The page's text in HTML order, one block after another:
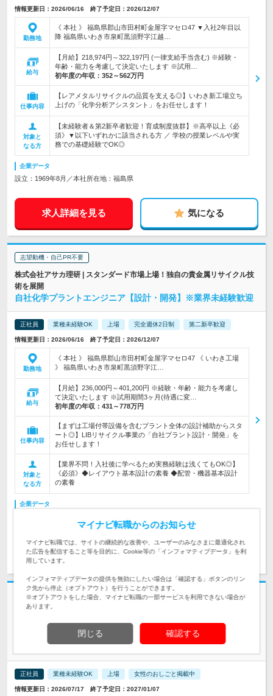
情報更新日：2026/06/16 終了予定日：2026/12/07
勤務地
《 本社 》 福島県郡山市田村町金屋字マセロ47 ▼入社2年目以
降 福島県いわき市泉町黒須野字江越…
給与
【月給】218,974円～322,197円 (一律支給手当含む) ※経験・
年齢・能力を考慮して決定いたします ※試用…
初年度の年収： 352～562万円
仕事内容
【レアメタルリサイクルの品質を支える◎】いわき新工場立ち
上げの「化学分析アシスタント」をお任せします！
対象と
なる方
【未経験者＆第2新卒者歓迎！育成制度抜群】※高卒以上《必
須》▼以下いずれかに該当される方 ／ 学校の授業レベルや実
務での基礎経験でOK◎
企業データ
設立：1969年8月／本社所在地：福島県
求人詳細を見る 気になる
志望動機・自己PR不要
株式会社アサカ理研 | スタンダード市場上場！独自の貴金属リサイクル技
術を展開
自社化学プラントエンジニア【設計・開発】※業界未経験歓迎
正社員 業種未経験OK 上場 完全週休2日制 第二新卒歓迎
情報更新日：2026/06/16 終了予定日：2026/12/07
勤務地
《 本社 》 福島県郡山市田村町金屋字マセロ47 《 いわき工場
》 福島県いわき市泉町黒須野字江…
給与
【月給】236,000円～401,200円 ※経験・年齢・能力を考慮し
て決定いたします ※試用期間3ヶ月(待遇に変…
初年度の年収： 431～778万円
仕事内容
【まずは工場付帯設備を含むプラント全体の設計補助からスタ
ート◎】LIBリサイクル事業の「自社プラント設計・開発」を
お任せします！
対象と
なる方
【業界不問！入社後に学べるため実務経験は浅くてもOK◎】
《必須》◆レイアウト基本設計の素養 ◆配管・機器基本設計
の素養
企業データ
求人詳細を見る 気になる
志望動機・自己PR不要
る化学メーカー
サブリーダー候補！電子材料・自動車分野【品質保証】◆福島
正社員 業種未経験OK 上場 女性のおしごと掲載中
情報更新日：2026/07/17 終了予定日：2027/01/07
マイナビ転職からのお知らせ
マイナビ転職では、サイトの継続的な改善や、ユーザーのみなさまに最適化され
た広告を配信すること等を目的に、Cookie等の「インフォマティブデータ」を利
用しています。
インフォマティブデータの提供を無効にしたい場合は「確認する」ボタンのリン
ク先から停止（オプトアウト）を行うことができます。
※オプトアウトをした場合、マイナビ転職の一部サービスを利用できない場合が
あります。
閉じる 確認する